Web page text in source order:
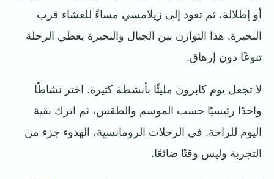
أو إطلالة، ثم تعود إلى زيلامسي مساءً للعشاء قرب
البحيرة. هذا التوازن بين الجبال والبحيرة يعطي الرحلة
تنوعًا دون إرهاق.
لا تجعل يوم كابرون مليئًا بأنشطة كثيرة. اختر نشاطًا
واحدًا رئيسيًا حسب الموسم والطقس، ثم اترك بقية
اليوم للراحة. في الرحلات الرومانسية، الهدوء جزء من
التجربة وليس وقتًا ضائعًا.